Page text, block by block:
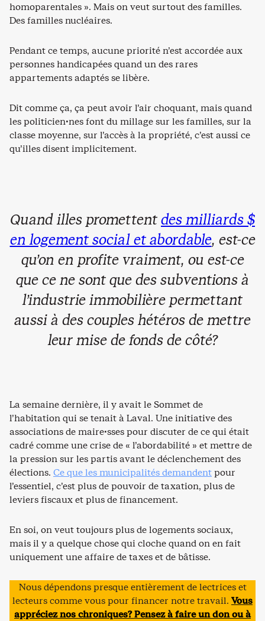
homoparentales ». Mais on veut surtout des familles.
Des familles nucléaires.
Pendant ce temps, aucune priorité n’est accordée aux
personnes handicapées quand un des rares
appartements adaptés se libère.
Dit comme ça, ça peut avoir l’air choquant, mais quand
les politicien·nes font du millage sur les familles, sur la
classe moyenne, sur l’accès à la propriété, c’est aussi ce
qu’illes disent implicitement.
Quand illes promettentdes milliards $
en logement social et abordable, est-ce
qu’on en profite vraiment, ou est-ce
que ce ne sont que des subventions à
l’industrie immobilière permettant
aussi à des couples hétéros de mettre
leur mise de fonds de côté?
La semaine dernière, il y avait le Sommet de
l’habitation qui se tenait à Laval. Une initiative des
associations de maire·sses pour discuter de ce qui était
cadré comme une crise de « l’abordabilité » et mettre de
la pression sur les partis avant le déclenchement des
élections. Ce que les municipalités demandentpour
l’essentiel, c’est plus de pouvoir de taxation, plus de
leviers fiscaux et plus de financement.
En soi, on veut toujours plus de logements sociaux,
mais il y a quelque chose qui cloche quand on en fait
uniquement une affaire de taxes et de bâtisse.
Nous dépendons presque entièrement de lectrices et
lecteurs comme vous pour financer notre travail. Vous
appréciez nos chroniques? Pensez à faire un don ou à